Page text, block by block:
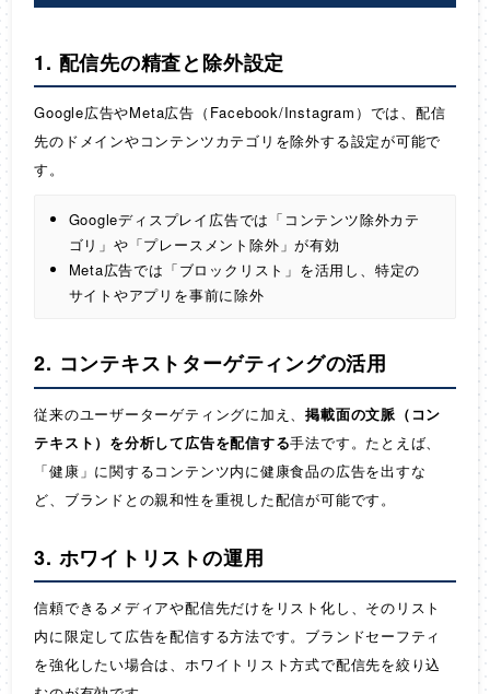
1. 配信先の精査と除外設定
Google広告やMeta広告（Facebook/Instagram）では、配信
先のドメインやコンテンツカテゴリを除外する設定が可能で
す。
Googleディスプレイ広告では「コンテンツ除外カテ
ゴリ」や「プレースメント除外」が有効
Meta広告では「ブロックリスト」を活用し、特定の
サイトやアプリを事前に除外
2. コンテキストターゲティングの活用
従来のユーザーターゲティングに加え、掲載面の文脈（コン
テキスト）を分析して広告を配信する手法です。たとえば、
「健康」に関するコンテンツ内に健康食品の広告を出すな
ど、ブランドとの親和性を重視した配信が可能です。
3. ホワイトリストの運用
信頼できるメディアや配信先だけをリスト化し、そのリスト
内に限定して広告を配信する方法です。ブランドセーフティ
を強化したい場合は、ホワイトリスト方式で配信先を絞り込